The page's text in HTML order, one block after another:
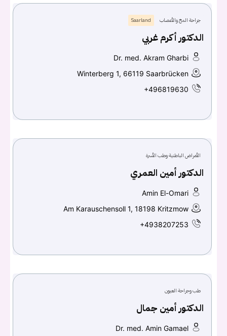
جراحة المخ والأعصاب Saarland
الدكتور أكرم غربي
Dr. med. Akram Gharbi
Winterberg 1, 66119 Saarbrücken
+496819630
الأمراض الباطنية وطب الأسرة
الدكتور أمين العمري
Amin El-Omari
Am Karauschensoll 1, 18198 Kritzmow
+4938207253
طب وجراحة العيون
الدكتور أمين جمال
Dr. med. Amin Gamael